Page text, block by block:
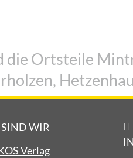
die Ortsteile
WIR
Verlag